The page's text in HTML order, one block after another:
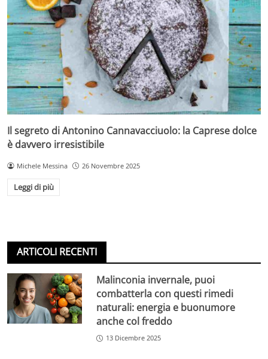
Il segreto di Antonino Cannavacciuolo: la Caprese dolce
è davvero irresistibile
Michele Messina 26 Novembre 2025
Leggi di più
ARTICOLI RECENTI
Malinconia invernale, puoi
combatterla con questi rimedi
naturali: energia e buonumore
anche col freddo
13 Dicembre 2025